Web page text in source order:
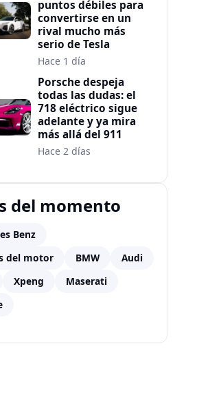
puntos débiles para
convertirse en un
rival mucho más
serio de Tesla
Hace 1 día
Porsche despeja
todas las dudas: el
718 eléctrico sigue
adelante y ya mira
más allá del 911
Hace 2 días
del momento
Benz
del motor
BMW
Audi
Xpeng
Maserati